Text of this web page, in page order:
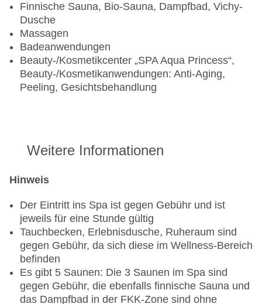
Finnische Sauna, Bio-Sauna, Dampfbad, Vichy-
Dusche
Massagen
Badeanwendungen
Beauty-/Kosmetikcenter „SPA Aqua Princess“,
Beauty-/Kosmetikanwendungen: Anti-Aging,
Peeling, Gesichtsbehandlung
Weitere Informationen
Hinweis
Der Eintritt ins Spa ist gegen Gebühr und ist
jeweils für eine Stunde gültig
Tauchbecken, Erlebnisdusche, Ruheraum sind
gegen Gebühr, da sich diese im Wellness-Bereich
befinden
Es gibt 5 Saunen: Die 3 Saunen im Spa sind
gegen Gebühr, die ebenfalls finnische Sauna und
das Dampfbad in der FKK-Zone sind ohne